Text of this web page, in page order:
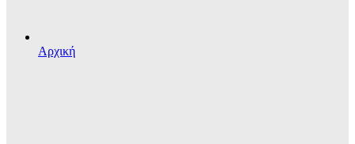
Αρχική